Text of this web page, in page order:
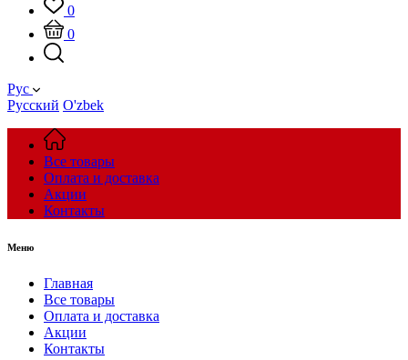
0
0
Рус
Русский O'zbek
Все товары
Оплата и доставка
Акции
Контакты
Меню
Главная
Все товары
Оплата и доставка
Акции
Контакты